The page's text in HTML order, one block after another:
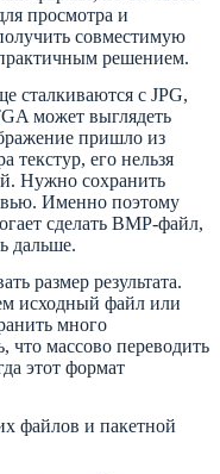
просмотра и
совместимую
решением.
сталкиваются с JPG,
может выглядеть
пришло из
текстур, его нельзя
Нужно сохранить
Именно поэтому
сделать BMP-файл,
дальше.
размер результата.
исходный файл или
много
что массово переводить
этот формат
файлов и пакетной